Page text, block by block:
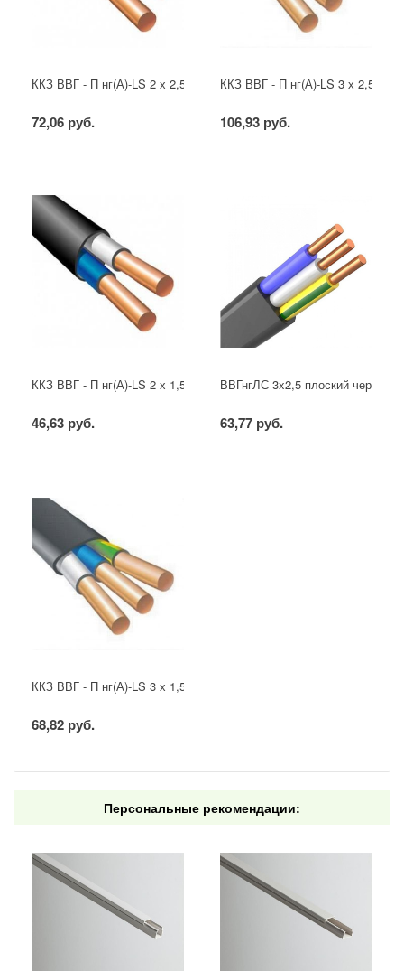
ККЗ ВВГ - П нг(А)-LS 2 х 2,5 ГОСТ
72,06 руб.
ККЗ ВВГ - П нг(А)-LS 3 х 2,5
106,93 руб.
ККЗ ВВГ - П нг(А)-LS 2 х 1,5 ГОСТ
46,63 руб.
ВВГнгЛС 3x2,5 плоский черный
63,77 руб.
ККЗ ВВГ - П нг(А)-LS 3 х 1,5 ГОСТ
68,82 руб.
Персональные рекомендации: